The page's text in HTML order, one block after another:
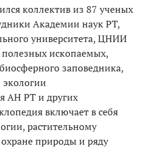
коллектив из 87 ученых
Академии наук РТ,
университета, ЦНИИ
ископаемых,
заповедника,
АН РТ и других
включает в себя
растительному
природы и ряду